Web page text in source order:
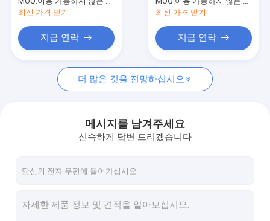
저희와 연락
뉴스
인용 을 요청 하십시오
마이크로파 운동 측정기
최신 가격 받기
지금 연락
최신 가격 받기
지금 연락
더 많은 것을 전망하십시오
메시지를 남겨주세요
신속하게 답변 드리겠습니다